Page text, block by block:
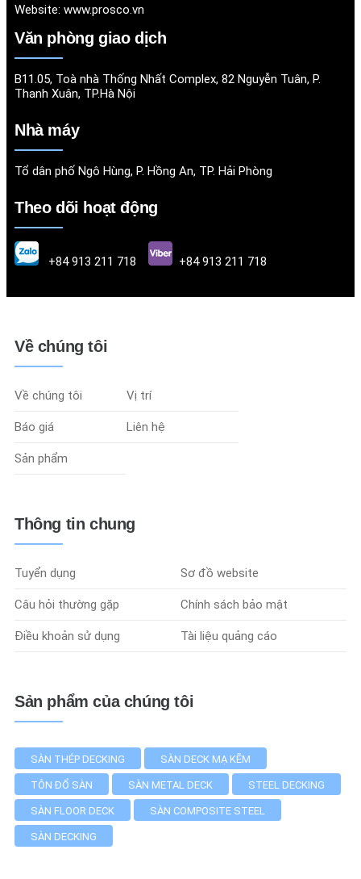
Website: www.prosco.vn
Văn phòng giao dịch
B11.05, Toà nhà Thống Nhất Complex, 82 Nguyễn Tuân, P.
Thanh Xuân, TP.Hà Nội
Nhà máy
Tổ dân phố Ngô Hùng, P. Hồng An, TP. Hải Phòng
Theo dõi hoạt động
+84 913 211 718 +84 913 211 718
Về chúng tôi
Về chúng tôi Vị trí
Báo giá Liên hệ
Sản phẩm
Thông tin chung
Tuyển dụng Sơ đồ website
Câu hỏi thường gặp Chính sách bảo mật
Điều khoản sử dụng Tài liệu quảng cáo
Sản phẩm của chúng tôi
SÀN THÉP DECKING SÀN DECK MẠ KẼM
TÔN ĐỔ SÀN SÀN METAL DECK STEEL DECKING
SÀN FLOOR DECK SÀN COMPOSITE STEEL
SÀN DECKING